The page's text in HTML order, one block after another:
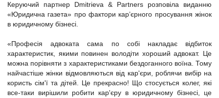
Керуючий партнер Dmitrieva & Partners розповіла виданню
«Юридична газета» про фактори кар’єрного просування жінок
в юридичному бізнесі.
«Професія адвоката сама по собі накладає відбиток
характеристик, якими повинен володіти хороший адвокат. Це
можна порівняти з характеристиками бездоганного воїна. Тому
найчастіше жінки відмовляються від кар'єри, роблячи вибір на
користь сім'ї та дітей. Це прекрасно! Що стосується колег, які
все-таки вирішили робити кар'єру в юридичному бізнесі, це